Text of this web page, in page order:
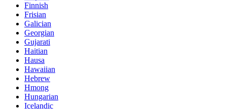
Finnish
Frisian
Galician
Georgian
Gujarati
Haitian
Hausa
Hawaiian
Hebrew
Hmong
Hungarian
Icelandic